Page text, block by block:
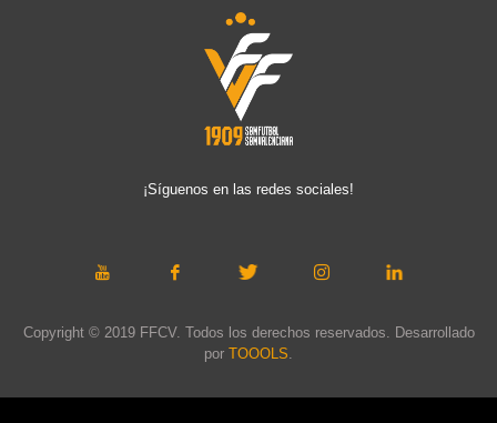
¡Síguenos en las redes sociales!
Copyright © 2019 FFCV. Todos los derechos reservados. Desarrollado
por TOOOLS.